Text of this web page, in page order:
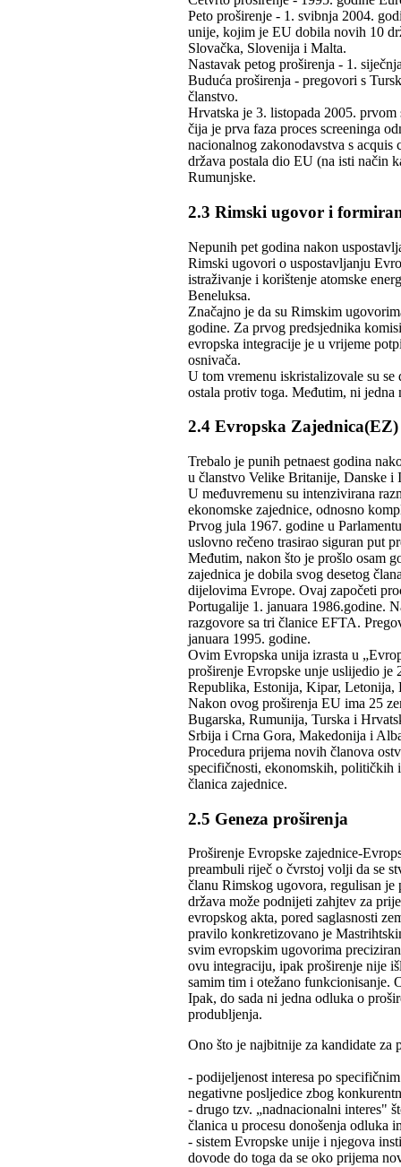
Peto proširenje - 1. svibnja 2004.
unije, kojim je EU dobila novih 10
Slovačka, Slovenija i Malta.
Nastavak petog proširenja - 1.
Buduća proširenja - pregovori s
članstvo.
Hrvatska je 3. listopada 2005.
čija je prva faza proces screeninga
nacionalnog zakonodavstva s
država postala dio EU (na isti način
Rumunjske.
2.3 Rimski ugovor i
Nepunih pet godina nakon
Rimski ugovori o uspostavljanju
istraživanje i korištenje atomske
Beneluksa.
Značajno je da su Rimskim
godine. Za prvog predsjednika
evropska integracije je u vrijeme
osnivača.
U tom vremenu iskristalizovale su se
ostala protiv toga. Međutim, ni jedna
2.4 Evropska Zajednica(EZ)
Trebalo je punih petnaest godina
u članstvo Velike Britanije, Danske i
U međuvremenu su intenzivirana
ekonomske zajednice, odnosno
Prvog jula 1967. godine u
uslovno rečeno trasirao siguran put
Međutim, nakon što je prošlo osam
zajednica je dobila svog desetog
dijelovima Evrope. Ovaj započeti
Portugalije 1. januara 1986.godine.
razgovore sa tri članice EFTA.
januara 1995. godine.
Ovim Evropska unija izrasta u
proširenje Evropske unje uslijedio je
Republika, Estonija, Kipar,
Nakon ovog proširenja EU ima 25
Bugarska, Rumunija, Turska i
Srbija i Crna Gora, Makedonija i
Procedura prijema novih članova
specifičnosti, ekonomskih, političkih
članica zajednice.
2.5 Geneza proširenja
Proširenje Evropske zajednice-
preambuli riječ o čvrstoj volji da se
članu Rimskog ugovora, regulisan je
država može podnijeti zahjtev za
evropskog akta, pored saglasnosti
pravilo konkretizovano je
svim evropskim ugovorima
ovu integraciju, ipak proširenje nije
samim tim i otežano funkcionisanje.
Ipak, do sada ni jedna odluka o
produbljenja.
Ono što je najbitnije za kandidate za
- podijeljenost interesa po
negativne posljedice zbog
- drugo tzv. „nadnacionalni interes"
članica u procesu donošenja odluka
- sistem Evropske unije i njegova
dovode do toga da se oko prijema